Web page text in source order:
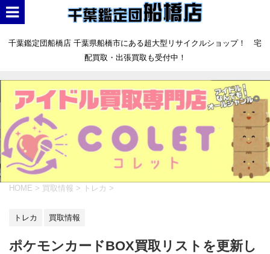
千葉鑑定団船橋店 千葉県船橋市にある超大型リサイクルショップ！ 宅
配買取・出張買取も受付中！
HOME > 買取情報 > トレカ >
トレカ 買取情報
ポケモンカードBOX買取リストを更新し